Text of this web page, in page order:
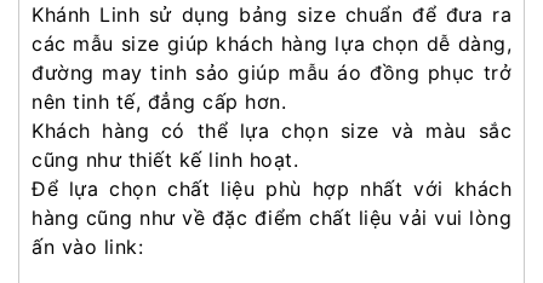
Khánh Linh sử dụng bảng size chuẩn để đưa ra
các mẫu size giúp khách hàng lựa chọn dễ dàng,
đường may tinh sảo giúp mẫu áo đồng phục trở
nên tinh tế, đẳng cấp hơn.
Khách hàng có thể lựa chọn size và màu sắc
cũng như thiết kế linh hoạt.
Để lựa chọn chất liệu phù hợp nhất với khách
hàng cũng như về đặc điểm chất liệu vải vui lòng
ấn vào link: